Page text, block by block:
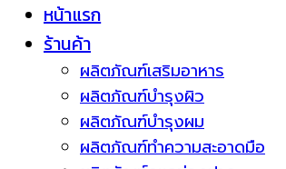
หน้าแรก
ร้านค้า
ผลิตภัณฑ์เสริมอาหาร
ผลิตภัณฑ์บำรุงผิว
ผลิตภัณฑ์บำรุงผม
ผลิตภัณฑ์ทำความสะอาดมือ